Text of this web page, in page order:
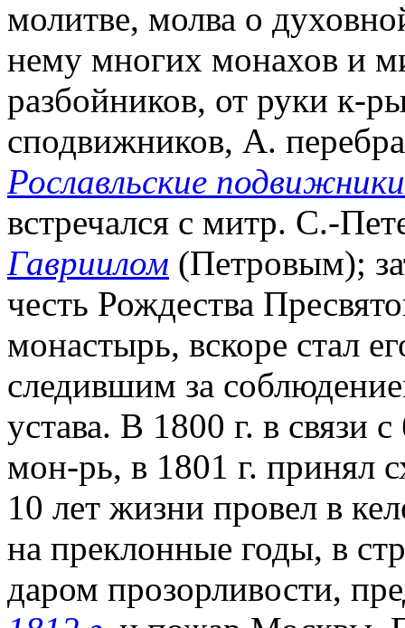
молитве, молва о
нему многих монахов и
разбойников, от руки к-
сподвижников, А.
Рославльские подвижники
встречался с митр. С.-
Гавриилом (Петровым);
честь Рождества
монастырь, вскоре стал
следившим за
устава. В 1800 г. в связи
мон-рь, в 1801 г. принял
10 лет жизни провел в
на преклонные годы, в
даром прозорливости,